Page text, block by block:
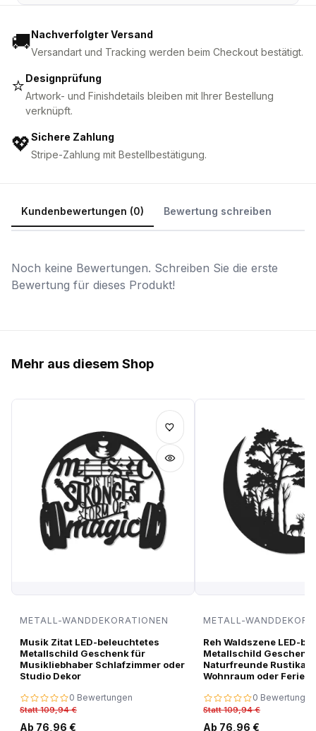
🚚Nachverfolgter Versand
Versandart und Tracking werden beim Checkout bestätigt.
⭐Designprüfung
Artwork- und Finishdetails bleiben mit Ihrer Bestellung
verknüpft.
💖Sichere Zahlung
Stripe-Zahlung mit Bestellbestätigung.
Kundenbewertungen (0) Bewertung schreiben
Noch keine Bewertungen. Schreiben Sie die erste
Bewertung für dieses Produkt!
Mehr aus diesem Shop
METALL-WANDDEKORATIONEN
Musik Zitat LED-beleuchtetes
Metallschild Geschenk für
Musikliebhaber Schlafzimmer oder
Studio Dekor
0 Bewertungen
Statt 109,94 €
Ab 76,96 €
METALL-
Reh Waldszene LED-
Metallschild Geschenk
Naturfreunde
Wohnraum oder
0 Bewertungen
Statt 109,94 €
Ab 76,96 €